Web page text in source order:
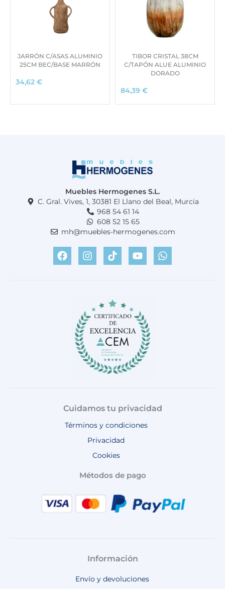
JARRÓN C/ASAS ALUMINIO
25CM BEC/BASE MARRÓN
34,62 €
TIBOR CRISTAL 38CM
C/TAPÓN ALUE ALUMINIO
DORADO
84,39 €
Muebles Hermogenes S.L.
C. Gral. Vives, 1, 30381 El Llano del Beal, Murcia
968 54 61 14
608 52 15 65
mh@muebles-hermogenes.com
F
a
c
I
n
s
a
m
T
i
k
Y
o
u
W
h
a
Cuidamos tu privacidad
Términos y condiciones
Privacidad
Cookies
Métodos de pago
Información
Envío y devoluciones